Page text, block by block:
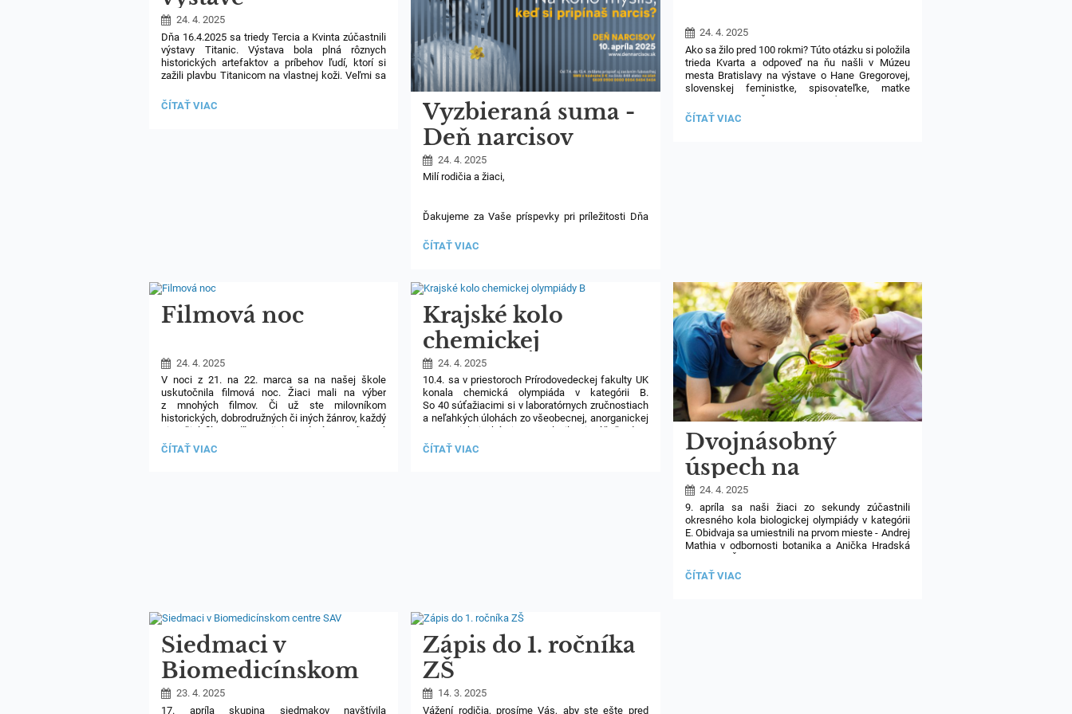
24. 4. 2025
Dňa 16.4.2025 sa triedy Tercia a Kvinta zúčastnili
výstavy Titanic. Výstava bola plná rôznych
historických artefaktov a príbehov ľudí, ktorí si
zažili plavbu Titanicom na vlastnej koži.Veľmi sa
ostatným😊
TERCIA
ČÍTAŤ VIAC
Vyzbieraná suma -
Deň narcisov
24. 4. 2025
Milí rodičia a žiaci,
Ďakujeme za Vaše príspevky pri príležitosti Dňa
kampaň.
Vaši dobrovoľníci z triedy sexta
VYZBIERANÁ
NARCISOV:
ČÍTAŤ VIAC
24. 4. 2025
Ako sa žilo pred 100 rokmi? Túto otázku si položila
trieda Kvarta a odpoveď na ňu našli v Múzeu
mesta Bratislavy na výstave o Hane Gregorovej,
slovenskej feministke, spisovateľke, matke
a cestovateľke. Život a minulosť Hany si Kvarta
vyskladala pomocou spoločných aktivít
a workshopu. Prostredníctvom vzájomnej
KVARTA
ČÍTAŤ VIAC
Filmová noc
24. 4. 2025
V noci z 21. na 22. marca sa na našej škole
uskutočnila filmová noc. Žiaci mali na výber
z mnohých filmov. Či už ste milovníkom
historických, dobrodružných či iných žánrov, každý
si našiel film podľa svojich predstáv. O príjemnú
atmosféru a celú organizáciu sa postarali naši
skvelí učitelia, p. uč. Stanová, p. uč. Baračka, p.
FILMOVÁ
ČÍTAŤ VIAC
Krajské kolo
chemickej
olympiády B
24. 4. 2025
10.4. sa v priestoroch Prírodovedeckej fakulty UK
konala chemická olympiáda v kategórii B.
So 40 súťažiacimi si v laboratórnych zručnostiach
a neľahkých úlohách zo všeobecnej, anorganickej
a organickej chémie zmeral sily aj náš študent
zo sexty Tomáš Kajan. Zaradil sa
medzi dvadsiatich úspešných riešiteľov a obsadil
KRAJSKÉ
ČÍTAŤ VIAC
Dvojnásobný
úspech na
okresnom kole
Biologickej
olympiády E
24. 4. 2025
9. apríla sa naši žiaci zo sekundy zúčastnili
okresného kola biologickej olympiády v kategórii
E. Obidvaja sa umiestnili na prvom mieste - Andrej
Mathia v odbornosti botanika a Anička Hradská
v zoológii. Ďakujeme im za úspešnú reprezentáciu
školy a gratulujeme k postupu do krajského kola.
DVOJNÁSOBNÝ
ČÍTAŤ VIAC
Siedmaci v
Biomedicínskom
centre SAV
23. 4. 2025
17. apríla skupina siedmakov navštívila
Zápis do 1. ročníka
ZŠ
14. 3. 2025
Vážení rodičia, prosíme Vás, aby ste ešte pred